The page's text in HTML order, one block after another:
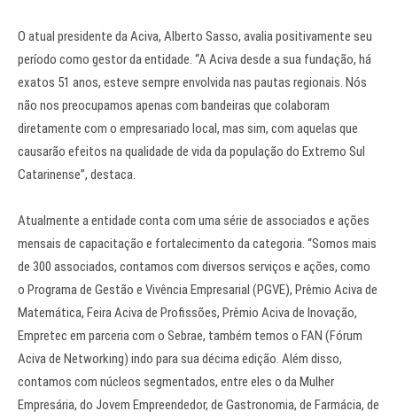
O atual presidente da Aciva, Alberto Sasso, avalia positivamente seu
período como gestor da entidade. “A Aciva desde a sua fundação, há
exatos 51 anos, esteve sempre envolvida nas pautas regionais. Nós
não nos preocupamos apenas com bandeiras que colaboram
diretamente com o empresariado local, mas sim, com aquelas que
causarão efeitos na qualidade de vida da população do Extremo Sul
Catarinense”, destaca.
Atualmente a entidade conta com uma série de associados e ações
mensais de capacitação e fortalecimento da categoria. “Somos mais
de 300 associados, contamos com diversos serviços e ações, como
o Programa de Gestão e Vivência Empresarial (PGVE), Prêmio Aciva de
Matemática, Feira Aciva de Profissões, Prêmio Aciva de Inovação,
Empretec em parceria com o Sebrae, também temos o FAN (Fórum
Aciva de Networking) indo para sua décima edição. Além disso,
contamos com núcleos segmentados, entre eles o da Mulher
Empresária, do Jovem Empreendedor, de Gastronomia, de Farmácia, de